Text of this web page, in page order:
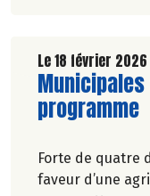
Le 18 février 2026
Lire la
programme
Forte de quatre
faveur d’une